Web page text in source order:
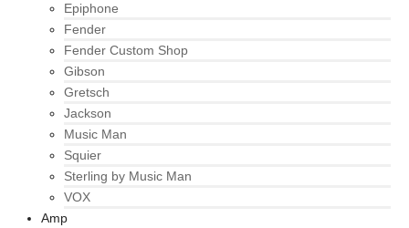
Epiphone
Fender
Fender Custom Shop
Gibson
Gretsch
Jackson
Music Man
Squier
Sterling by Music Man
VOX
Amp